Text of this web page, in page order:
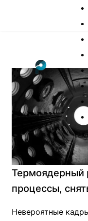
Термоядерный
процессы,
Невероятные